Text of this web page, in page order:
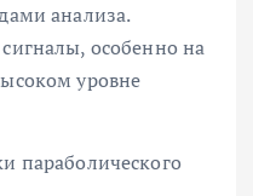
анализа.
особенно на
уровне
параболического